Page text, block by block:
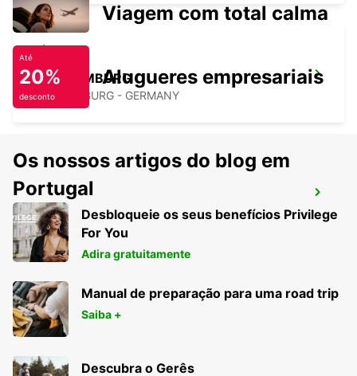
BAD HOMBURG
BAD HOMBURG - GERMANY
FRANKFURT BOCKENHEIM
FRANKFURT AM MAIN - GERMANY
Viagem com total calma
Até
20%
desconto
Alugueres empresariais
Os nossos artigos do blog em
Portugal
Desbloqueie os seus benefícios Privilege
For You
Adira gratuitamente
Manual de preparação para uma road trip
Saiba +
Descubra o Gerês